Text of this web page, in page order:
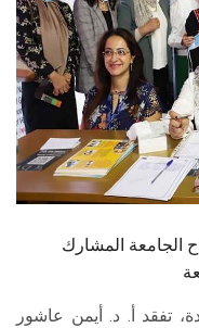
الخريجين
الموظفون
الزائـرون
الجامعة المشارك
تفقد أ. د. أيمن عاشور